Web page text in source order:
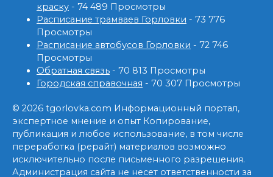
краску - 74 489 Просмотры
Расписание трамваев Горловки - 73 776
Просмотры
Расписание автобусов Горловки - 72 746
Просмотры
Обратная связь - 70 813 Просмотры
Городская справочная - 70 307 Просмотры
© 2026 tgorlovka.com Информационный портал,
экспертное мнение и опыт Копирование,
публикация и любое использование, в том числе
переработка (рерайт) материалов возможно
исключительно после письменного разрешения.
Администрация сайта не несет ответственности за